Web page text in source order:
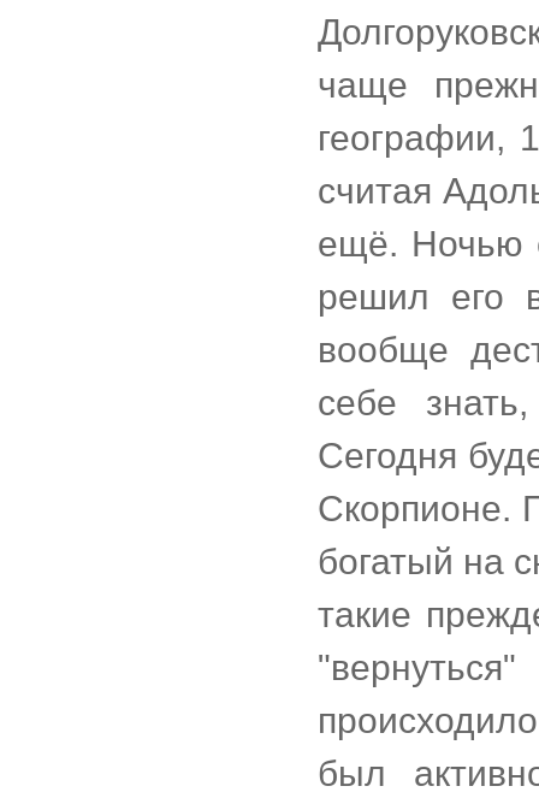
чаще
географии,
считая
ещё. Ночью
решил его
вообще
себе
Сегодня
Скорпионе.
богатый на
такие
был